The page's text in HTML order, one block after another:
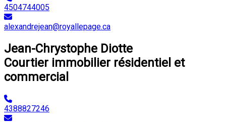
4504744005
alexandrejean@royallepage.ca
Jean-Chrystophe Diotte
Courtier immobilier résidentiel et
commercial
4388827246